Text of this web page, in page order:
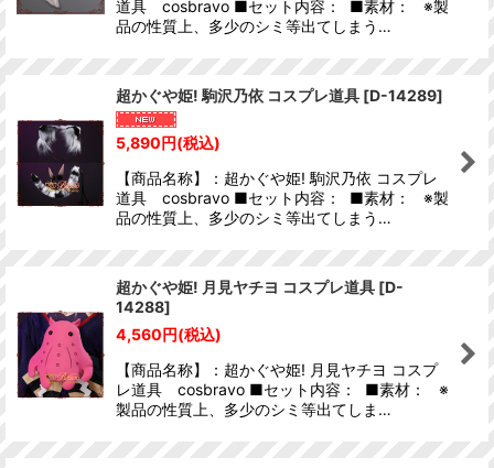
道具 cosbravo ■セット内容： ■素材： ※製
品の性質上、多少のシミ等出てしまう…
超かぐや姫! 駒沢乃依 コスプレ道具 [D-14289]
5,890円(税込)
【商品名称】：超かぐや姫! 駒沢乃依 コスプレ
道具 cosbravo ■セット内容： ■素材： ※製
品の性質上、多少のシミ等出てしまう…
超かぐや姫! 月見ヤチヨ コスプレ道具 [D-
14288]
4,560円(税込)
【商品名称】：超かぐや姫! 月見ヤチヨ コスプ
レ道具 cosbravo ■セット内容： ■素材： ※
製品の性質上、多少のシミ等出てしま…